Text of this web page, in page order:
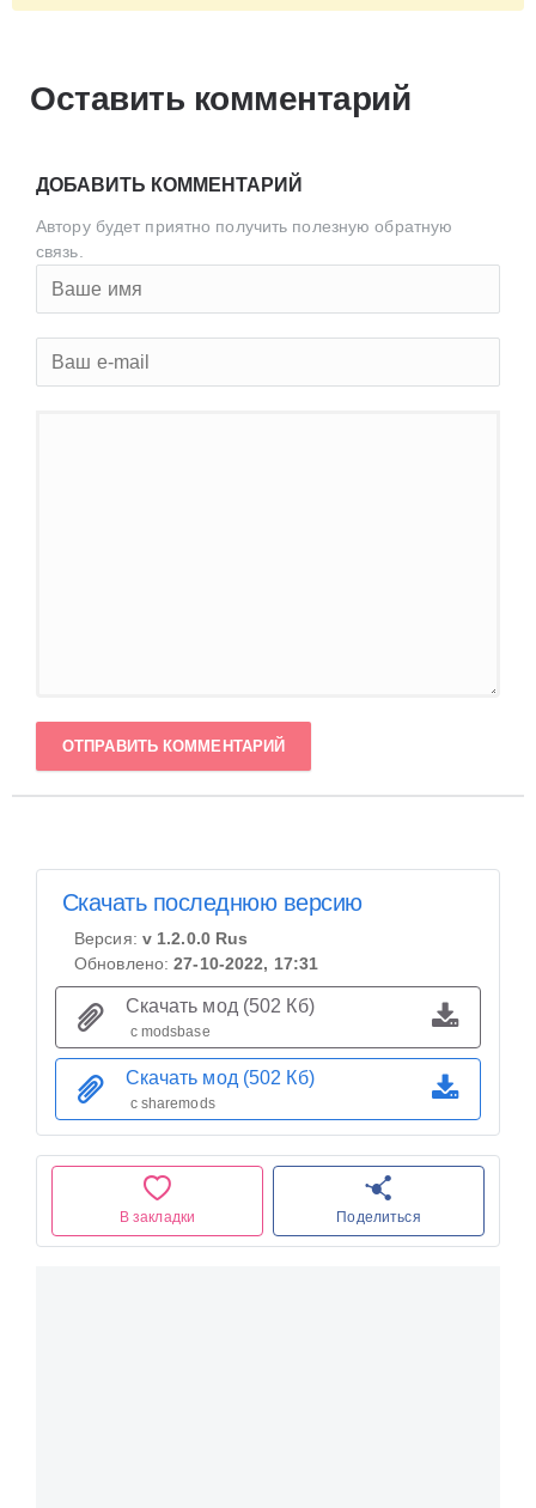
Оставить комментарий
ДОБАВИТЬ КОММЕНТАРИЙ
Автору будет приятно получить полезную обратную
связь.
ОТПРАВИТЬ КОММЕНТАРИЙ
В закладки Поделиться
Скачать последнюю версию
Версия: v 1.2.0.0 Rus
Обновлено:27-10-2022, 17:31
Скачать мод (502 Кб)
с modsbase
Скачать мод (502 Кб)
с sharemods